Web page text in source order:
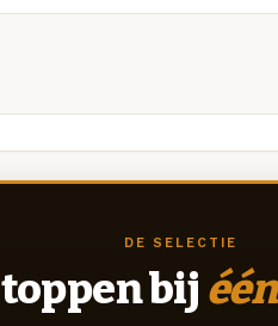
DE SELECTIE
bij één